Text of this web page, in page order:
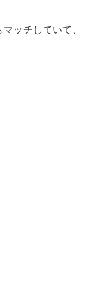
ッチしていて、